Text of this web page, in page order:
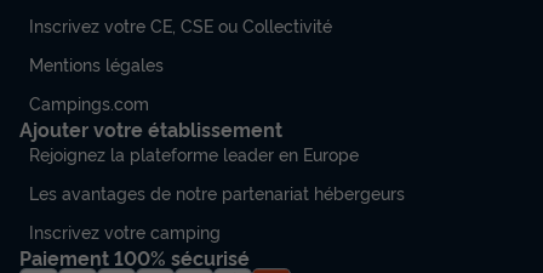
Inscrivez votre CE, CSE ou Collectivité
Mentions légales
Campings.com
Ajouter votre établissement
Rejoignez la plateforme leader en Europe
Les avantages de notre partenariat hébergeurs
Inscrivez votre camping
Paiement 100% sécurisé